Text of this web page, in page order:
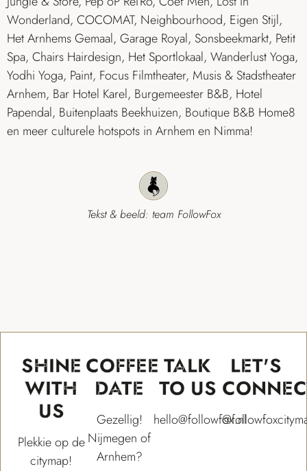
Wonderland, COCOMAT, Neighbourhood, Eigen Stijl,
Het Arnhems Gemaal, Garage Royal, Sonsbeekmarkt, Petit
Spa, Chairs Hairdesign, Het Sportlokaal, Wanderlust Yoga,
Yodhi Yoga, Paint, Focus Filmtheater, Musis & Stadstheater
Arnhem, Bar Hotel Karel, Burgemeester B&B, Hotel
Papendal, Buitenplaats Beekhuizen, Boutique B&B Home8
en meer culturele hotspots in Arnhem en Nimma!
Tekst & beeld: team FollowFox
SHINE
WITH
US
Plekkie op de
citymap!
COFFEE
DATE
Gezellig!
Nijmegen of
Arnhem?
TALK
TO US
hello@followfox.nl
LET'S